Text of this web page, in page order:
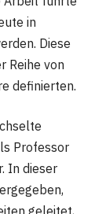
in
Diese
Reihe von
definierten.
Professor
In dieser